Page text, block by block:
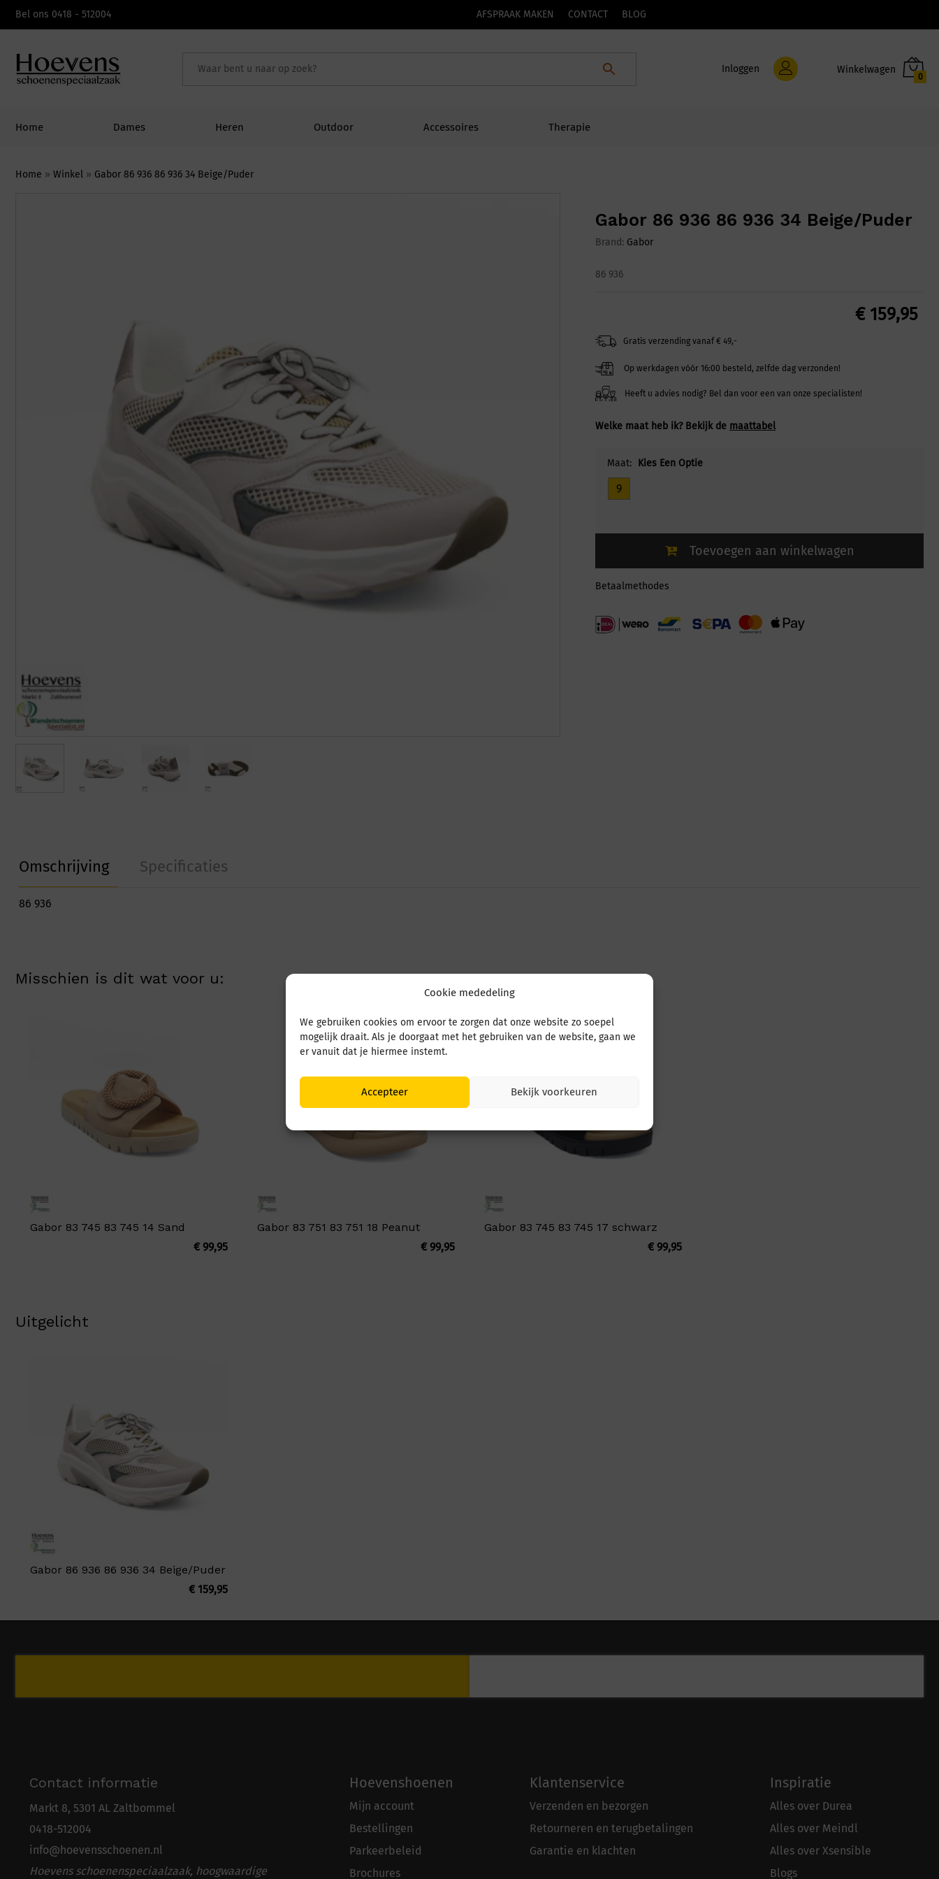
Cookie mededeling
We gebruiken cookies om ervoor te zorgen dat onze website zo soepel
mogelijk draait. Als je doorgaat met het gebruiken van de website, gaan we
er vanuit dat je hiermee instemt.
Accepteer Bekijk voorkeuren
Bel ons 0418 - 512004 AFSPRAAK MAKEN CONTACT BLOG
Inloggen
0
Home Dames Heren Outdoor Accessoires Therapie
Home » Winkel » Gabor 86 936 86 936 34 Beige/Puder
Gabor 86 936 86 936 34 Beige/Puder
Brand: Gabor
86 936
€159,95
Gratis verzending vanaf € 49,-
Op werkdagen vóór 16:00 besteld, zelfde dag verzonden!
Heeft u advies nodig? Bel dan voor een van onze specialisten!
Welke maat heb ik? Bekijk de maattabel
Maat: Kies Een Optie
9
Toevoegen aan winkelwagen
Betaalmethodes
Omschrijving Specificaties
86 936
Misschien is dit wat voor u:
Gabor 83 745 83 745 14 Sand
€99,95
Gabor 83 751 83 751 18 Peanut
€99,95
Gabor 83 745 83 745 17 schwarz
€99,95
Uitgelicht
Gabor 86 936 86 936 34 Beige/Puder
€159,95
Contact informatie
Markt 8, 5301 AL Zaltbommel
0418-512004
info@hoevensschoenen.nl
Hoevens schoenenspeciaalzaak, hoogwaardige
Hoevenshoenen
Mijn account
Bestellingen
Parkeerbeleid
Brochures
Klantenservice
Verzenden en bezorgen
Retourneren en terugbetalingen
Garantie en klachten
Inspiratie
Alles over Durea
Alles over Meindl
Alles over Xsensible
Blogs